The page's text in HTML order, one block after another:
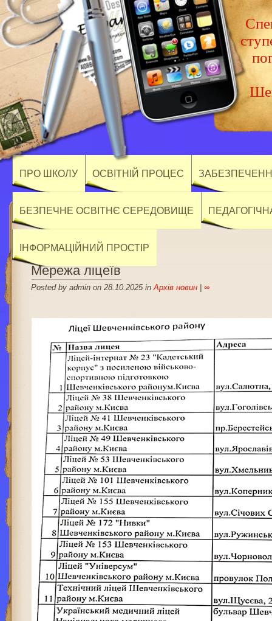
ПРО ШКОЛУ ОСВІТНІЙ ПРОЦЕС
БЕЗПЕЧНЕ ОСВІТНЄ СЕРЕДОВИЩЕ
ІНФОРМАЦІЙНИЙ ПРОСТІР
Мережа ліцеїв
Posted by admin on 28.10.2025 inАрхів новин |∞